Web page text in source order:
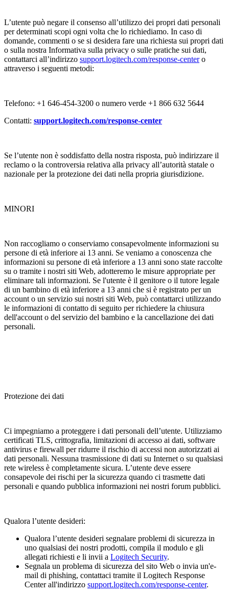
L’utente può negare il consenso all’utilizzo dei propri dati personali
per determinati scopi ogni volta che lo richiediamo. In caso di
domande, commenti o se si desidera fare una richiesta sui propri dati
o sulla nostra Informativa sulla privacy o sulle pratiche sui dati,
contattarci all’indirizzo support.logitech.com/response-centero
attraverso i seguenti metodi:
Telefono: +1 646-454-3200 o numero verde +1 866 632 5644
Contatti: support.logitech.com/response-center
Se l’utente non è soddisfatto della nostra risposta, può indirizzare il
reclamo o la controversia relativa alla privacy all’autorità statale o
nazionale per la protezione dei dati nella propria giurisdizione.
MINORI
Non raccogliamo o conserviamo consapevolmente informazioni su
persone di età inferiore ai 13 anni. Se veniamo a conoscenza che
informazioni su persone di età inferiore a 13 anni sono state raccolte
su o tramite i nostri siti Web, adotteremo le misure appropriate per
eliminare tali informazioni. Se l'utente è il genitore o il tutore legale
di un bambino di età inferiore a 13 anni che si è registrato per un
account o un servizio sui nostri siti Web, può contattarci utilizzando
le informazioni di contatto di seguito per richiedere la chiusura
dell'account o del servizio del bambino e la cancellazione dei dati
personali.
Protezione dei dati
Ci impegniamo a proteggere i dati personali dell’utente. Utilizziamo
certificati TLS, crittografia, limitazioni di accesso ai dati, software
antivirus e firewall per ridurre il rischio di accessi non autorizzati ai
dati personali. Nessuna trasmissione di dati su Internet o su qualsiasi
rete wireless è completamente sicura. L’utente deve essere
consapevole dei rischi per la sicurezza quando ci trasmette dati
personali e quando pubblica informazioni nei nostri forum pubblici.
Qualora l’utente desideri:
Qualora l’utente desideri segnalare problemi di sicurezza in
uno qualsiasi dei nostri prodotti, compila il modulo e gli
allegati richiesti e li invii a Logitech Security.
Segnala un problema di sicurezza del sito Web o invia un'e-
mail di phishing, contattaci tramite il Logitech Response
Center all'indirizzo support.logitech.com/response-center.